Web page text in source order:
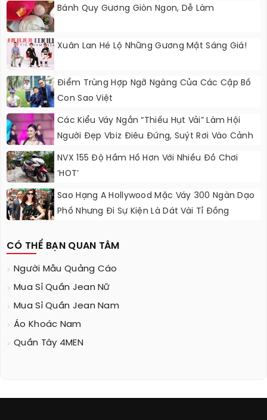
Bánh Quy Gương Giòn Ngon, Dễ Làm
Xuân Lan Hé Lộ Những Gương Mặt Sáng Giá!
Điểm Trùng Hợp Ngỡ Ngàng Của Các Cặp Bố
Con Sao Việt
Các Kiểu Váy Ngắn “thiếu Hụt Vải” Làm Hội
Người Đẹp Vbiz Điêu Đứng, Suýt Rơi Vào Cảnh
Nguy Hiểm
NVX 155 Độ Hầm Hố Hơn Với Nhiều Đồ Chơi
‘HOT’
Sao Hạng A Hollywood Mặc Váy 300 Ngàn Dạo
Phố Nhưng Đi Sự Kiện Là Dát Vài Tỉ Đồng
CÓ THỂ BẠN QUAN TÂM
Người Mẫu Quảng Cáo
Mua Sỉ Quần Jean Nữ
Mua Sỉ Quần Jean Nam
Áo Khoác Nam
Quần Tây 4MEN